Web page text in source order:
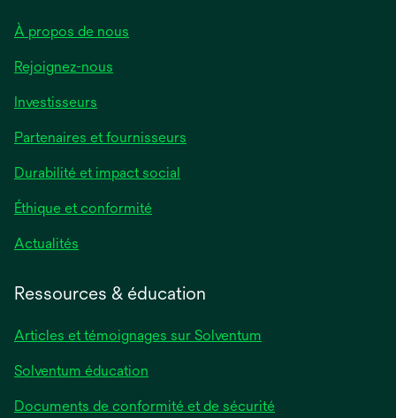
À propos de nous
Rejoignez-nous
Investisseurs
Partenaires et fournisseurs
Durabilité et impact social
Éthique et conformité
Actualités
Ressources & éducation
Articles et témoignages sur Solventum
Solventum éducation
Documents de conformité et de sécurité